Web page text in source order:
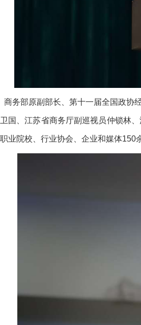
商务部原副部长、第十一届全国政协
卫国、江苏省商务厅副巡视员仲锁林
职业院校、行业协会、企业和媒体150